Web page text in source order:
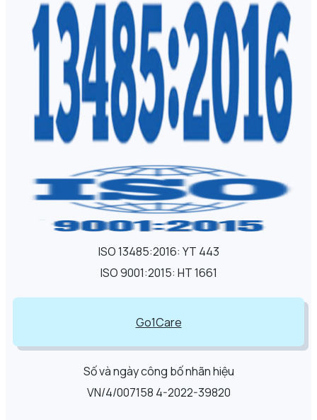
ISO 13485:2016: YT 443
ISO 9001:2015: HT 1661
Go1Care
Số và ngày công bố nhãn hiệu
VN/4/007158 4-2022-39820